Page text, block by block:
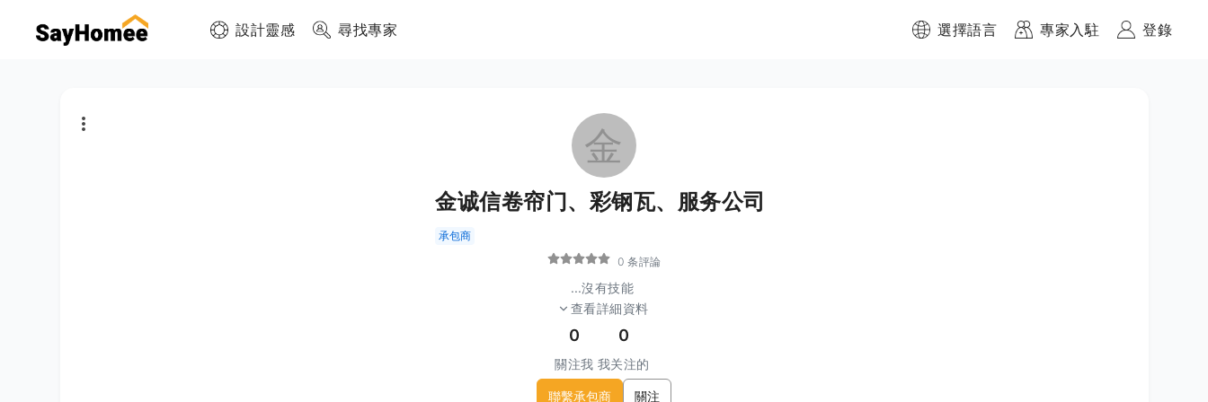
設計靈感 尋找專家 選擇語言 專家入駐 登錄
金
金诚信卷帘门、彩钢瓦、服务公司
承包商
0 条評論
...沒有技能
查看詳細資料
0
關注我
0
我关注的
聯繫承包商 關注